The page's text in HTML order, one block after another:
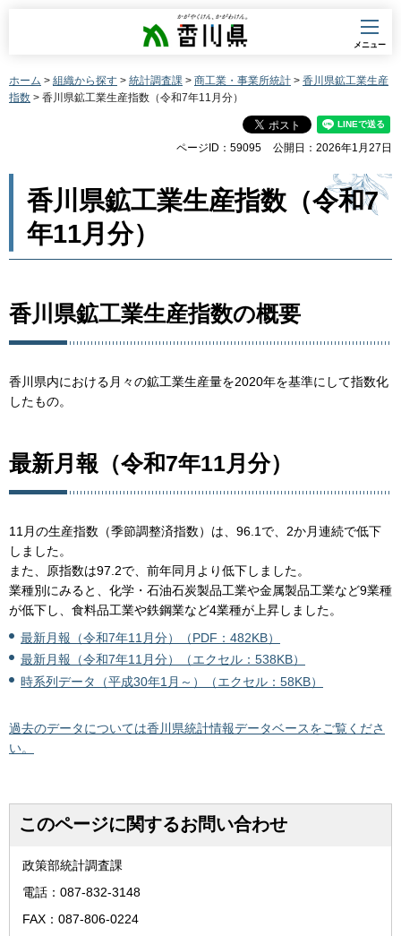
香川県
メニュー
ホーム > 組織から探す > 統計調査課 > 商工業・事業所統計 > 香川県鉱工業生産
指数 > 香川県鉱工業生産指数（令和7年11月分）
ページID：59095 公開日：2026年1月27日
香川県鉱工業生産指数（令和7
年11月分）
香川県鉱工業生産指数の概要
香川県内における月々の鉱工業生産量を2020年を基準にして指数化
したもの。
最新月報（令和7年11月分）
11月の生産指数（季節調整済指数）は、96.1で、2か月連続で低下
しました。
また、原指数は97.2で、前年同月より低下しました。
業種別にみると、化学・石油石炭製品工業や金属製品工業など9業種
が低下し、食料品工業や鉄鋼業など4業種が上昇しました。
最新月報（令和7年11月分）（PDF：482KB）
最新月報（令和7年11月分）（エクセル：538KB）
時系列データ（平成30年1月～）（エクセル：58KB）
過去のデータについては香川県統計情報データベースをご覧くださ
い。
このページに関するお問い合わせ
政策部統計調査課
電話：087-832-3148
FAX：087-806-0224